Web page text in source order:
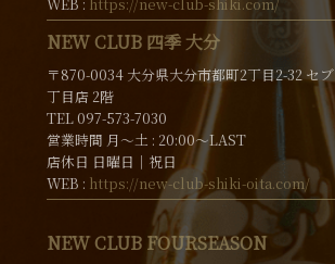
NEW CLUB 四季 大分
〒870-0034 大分県大分市都町2丁目2-32 セ
丁目店 2階
TEL 097-573-7030
営業時間 月〜土 : 20:00～LAST
店休日 日曜日│祝日
WEB : https://new-club-shiki-oita.com/
NEW CLUB FOURSEASON